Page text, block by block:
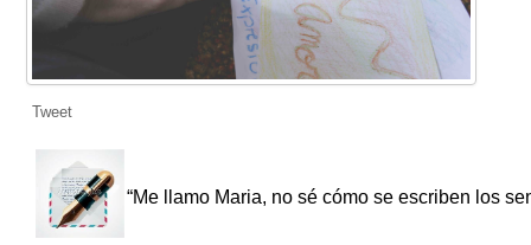
Tweet
“Me llamo Maria, no sé cómo se escriben los